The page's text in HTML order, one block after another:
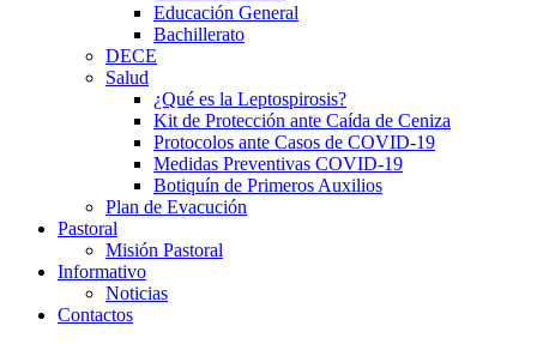
Educación General
Bachillerato
DECE
Salud
¿Qué es la Leptospirosis?
Kit de Protección ante Caída de Ceniza
Protocolos ante Casos de COVID-19
Medidas Preventivas COVID-19
Botiquín de Primeros Auxilios
Plan de Evacución
Pastoral
Misión Pastoral
Informativo
Noticias
Contactos